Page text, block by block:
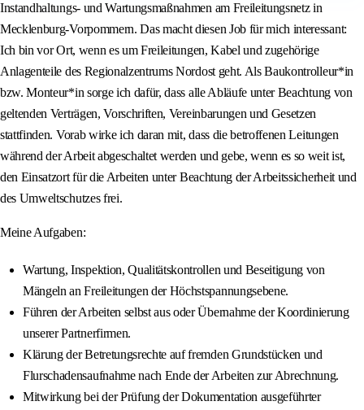
Instandhaltungs- und Wartungsmaßnahmen am Freileitungsnetz in
Mecklenburg-Vorpommern. Das macht diesen Job für mich interessant:
Ich bin vor Ort, wenn es um Freileitungen, Kabel und zugehörige
Anlagenteile des Regionalzentrums Nordost geht. Als Baukontrolleur*in
bzw. Monteur*in sorge ich dafür, dass alle Abläufe unter Beachtung von
geltenden Verträgen, Vorschriften, Vereinbarungen und Gesetzen
stattfinden. Vorab wirke ich daran mit, dass die betroffenen Leitungen
während der Arbeit abgeschaltet werden und gebe, wenn es so weit ist,
den Einsatzort für die Arbeiten unter Beachtung der Arbeitssicherheit und
des Umweltschutzes frei.
Meine Aufgaben:
Wartung, Inspektion, Qualitätskontrollen und Beseitigung von
Mängeln an Freileitungen der Höchstspannungsebene.
Führen der Arbeiten selbst aus oder Übernahme der Koordinierung
unserer Partnerfirmen.
Klärung der Betretungsrechte auf fremden Grundstücken und
Flurschadensaufnahme nach Ende der Arbeiten zur Abrechnung.
Mitwirkung bei der Prüfung der Dokumentation ausgeführter